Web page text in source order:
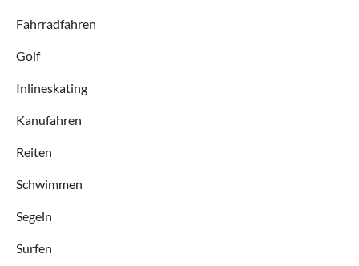
Fahrradfahren
Golf
Inlineskating
Kanufahren
Reiten
Schwimmen
Segeln
Surfen